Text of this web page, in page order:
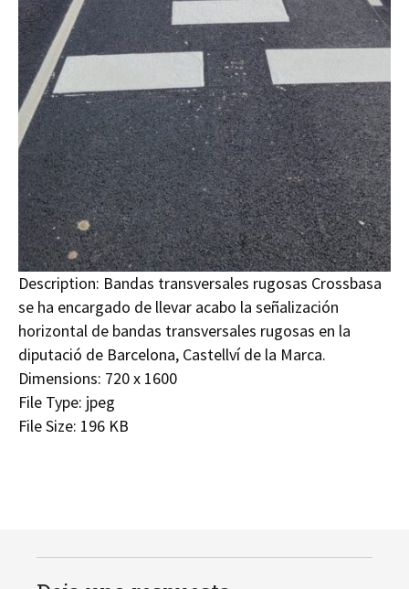
Description: Bandas transversales rugosas Crossbasa
se ha encargado de llevar acabo la señalización
horizontal de bandas transversales rugosas en la
diputació de Barcelona, Castellví de la Marca.
Dimensions: 720 x 1600
File Type: jpeg
File Size: 196 KB